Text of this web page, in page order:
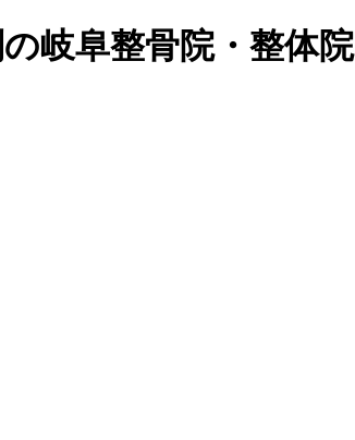
岐阜整骨院・整体院